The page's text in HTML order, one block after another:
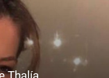
Thalía